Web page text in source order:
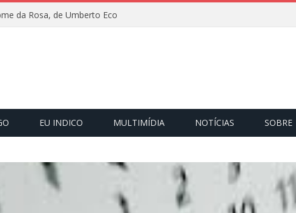
da Rosa, de Umberto Eco
EU INDICO MULTIMÍDIA NOTÍCIAS SOBRE